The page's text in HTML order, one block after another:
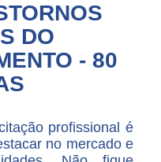
DO
- 80
profissional é
no mercado e